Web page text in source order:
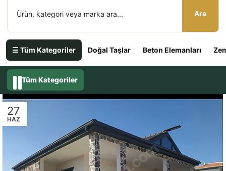
Ara
☰ Tüm Kategoriler Doğal Taşlar Beton Elemanları
Tüm Kategoriler
27
HAZ